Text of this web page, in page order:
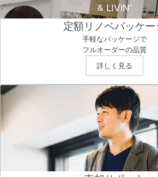
定額リノベパッケー
手軽なパッケージで
フルオーダーの品質
詳しく見る